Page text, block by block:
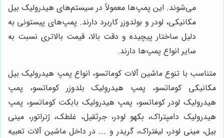
می‌شوند. این پمپ‌ها معمولاً در سیستم‌های هیدرولیک بیل
مکانیکی، لودر و بولدوزر کاربرد دارند. پمپ‌های پیستونی به
دلیل ساختار پیچیده و دقت بالا، قیمت بالاتری نسبت به
سایر انواع پمپ‌ها دارند.
متناسب با تنوع ماشین آلات کوماتسو، انواع پمپ هیدرولیک بیل
مکانیکی کوماتسو، پمپ هیدرولیک بلدوزر کوماتسو، پمپ
هیدرولیک لودر کوماتسو، پمپ هیدرولیک بابکت کوماتسو، پمپ
هیدرولیک دامپتراک، بکهو لودر، جرثقیل، غلطک، ژنراتور، مینی
بیل، مینی لودر، لیفتراک، گریدر و ... در داخل ماشین آلات تعبیه